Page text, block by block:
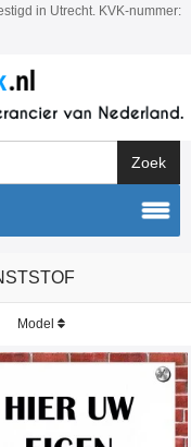
in Utrecht. KVK-nummer:
Model